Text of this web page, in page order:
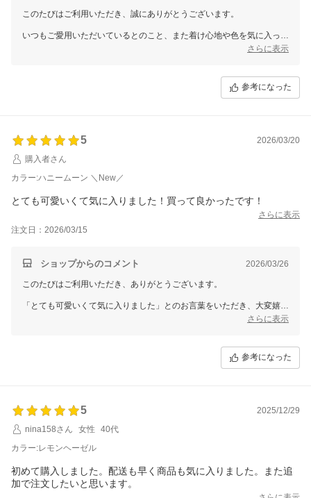
このたびはご利用いただき、誠にありがとうございます。
いつもご愛用いただいているとのこと、また着け心地や色を気に入って
ぜひまたのご利用を心よりお待ちしております。ありがとうございまし
さらに表示
参考になった
5
2026/03/20
購入者さん
カラー:ハニームーン ＼New／
とても可愛いくて気に入りました！買って良かったです！
さらに表示
注文日：2026/03/15
ショップからのコメント 2026/03/26
このたびはご利用いただき、ありがとうございます。
「とても可愛いくて気に入りました」とのお言葉をいただき、大変嬉し
さらに表示
参考になった
5
2025/12/29
nina158さん
女性
40代
カラー:レモンヘーゼル
初めて購入しました。配送も早く商品も気に入りました。また追
加で注文したいと思います。